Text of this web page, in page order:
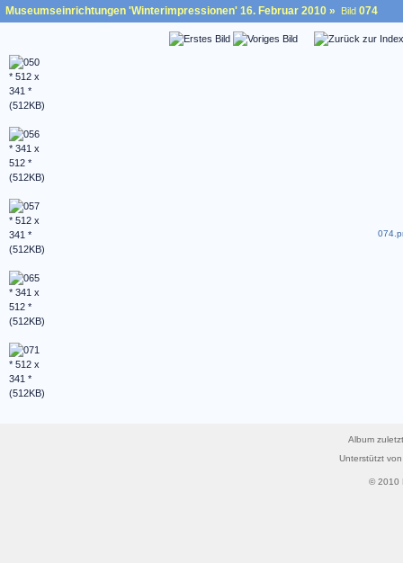
Museumseinrichtungen 'Winterimpressionen' 16. Februar 2010 » Bild 074
Album
Unterstützt
© 2010